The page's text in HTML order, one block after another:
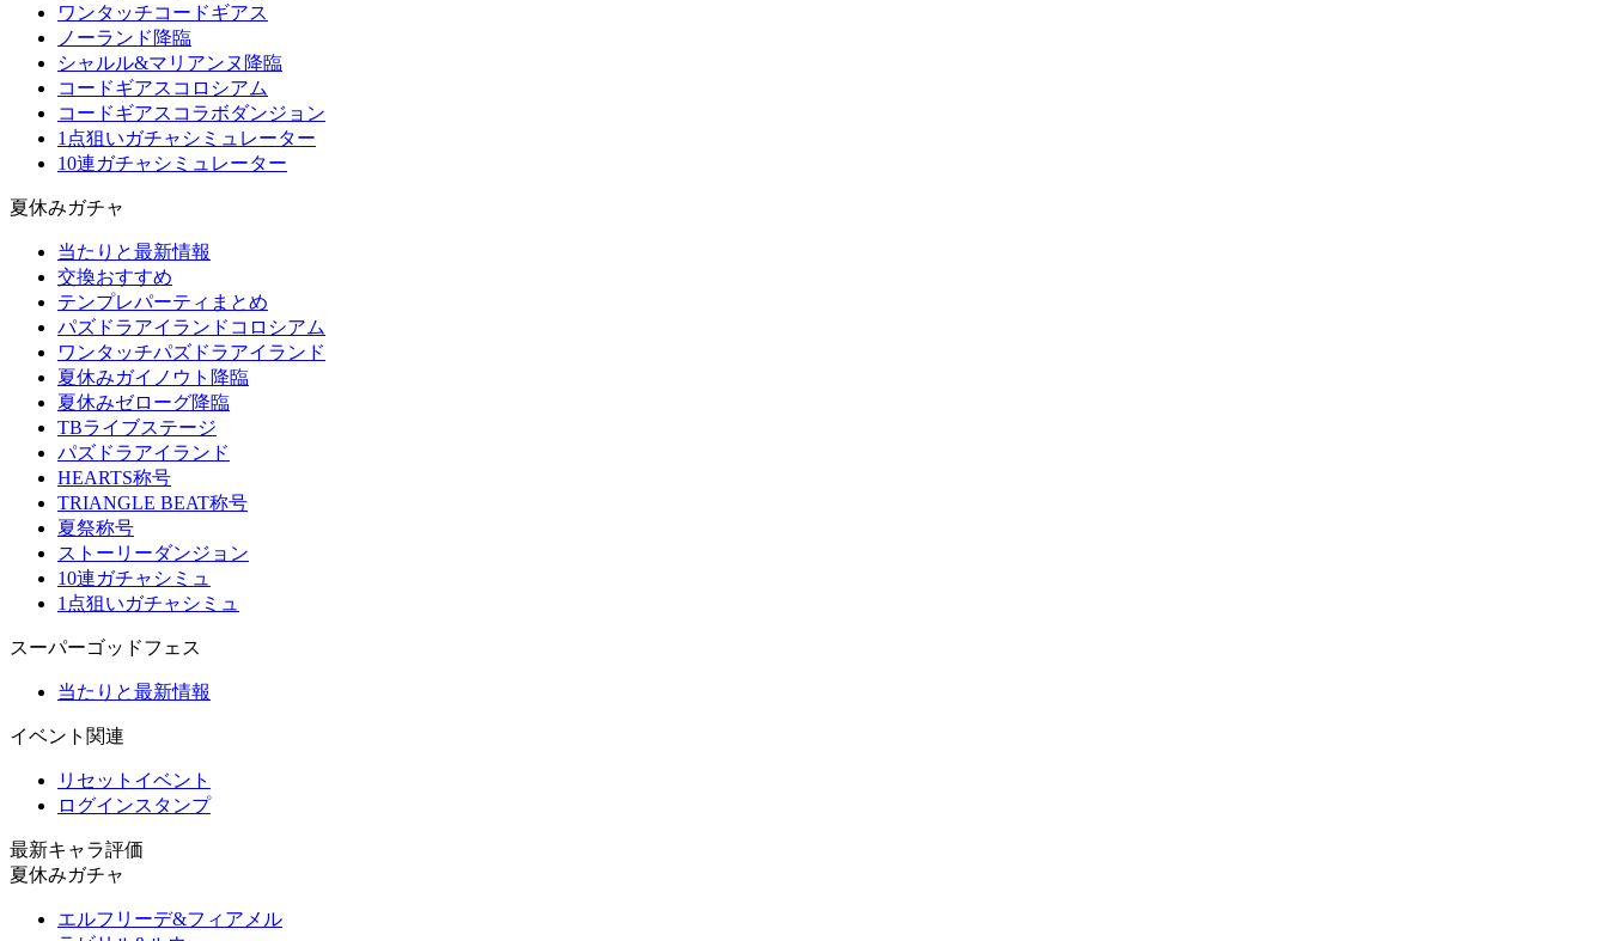
ワンタッチコードギアス
ノーランド降臨
シャルル&マリアンヌ降臨
コードギアスコロシアム
コードギアスコラボダンジョン
1点狙いガチャシミュレーター
10連ガチャシミュレーター
夏休みガチャ
当たりと最新情報
交換おすすめ
テンプレパーティまとめ
パズドラアイランドコロシアム
ワンタッチパズドラアイランド
夏休みガイノウト降臨
夏休みゼローグ降臨
TBライブステージ
パズドラアイランド
HEARTS称号
TRIANGLE BEAT称号
夏祭称号
ストーリーダンジョン
10連ガチャシミュ
1点狙いガチャシミュ
スーパーゴッドフェス
当たりと最新情報
イベント関連
リセットイベント
ログインスタンプ
最新キャラ評価
夏休みガチャ
エルフリーデ&フィアメル